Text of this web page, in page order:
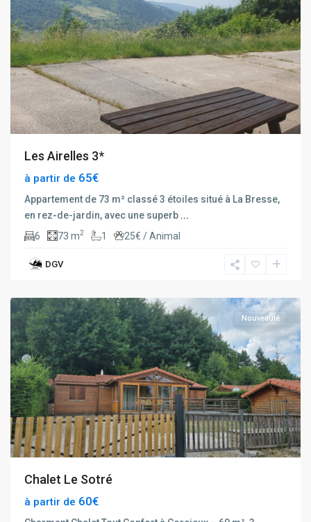
Les Airelles 3*
à partir de 65€
Appartement de 73 m² classé 3 étoiles situé à La Bresse,
en rez-de-jardin, avec une superb ...
6
73 m2 1 25€ / Animal
DGV
Nouveauté
Chalet Le Sotré
à partir de 60€